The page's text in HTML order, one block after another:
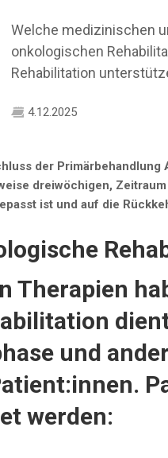
Welche medizinischen
onkologischen
Rehabilitation
4.12.2025
der
dreiwöchigen,
ist und auf die
Therapien
und
werden: